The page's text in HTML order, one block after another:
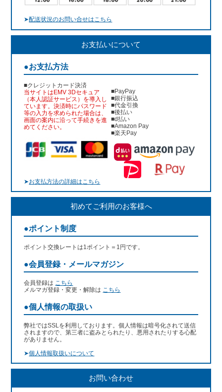
➤配送状況のお問い合せはこちら
お支払いについて
●お支払方法
■クレジットカード決済
当サイトはEMV 3Dセキュア
（本人認証サービス）を導入し
ています。決済時にパスワード
等の入力を求められた場合は、
画面の案内に沿って手続きを進
めてください。
■PayPay
■銀行振込
■代金引換
■後払い
■d払い
■Amazon Pay
■楽天Pay
➤お支払方法の詳細はこちら
初めてご利用のお客様へ
●ポイント制度
ポイント交換レートは1ポイント＝1円です。
●会員登録・メールマガジン
会員登録は こちら
メルマガ登録・変更・解除は こちら
●個人情報の取扱い
弊社ではSSLを利用しております。個人情報は暗号化されて送信
されますので、第三者に盗みとられたり、悪用されたりする心配
がありません。
➤個人情報取扱いについて
お問い合わせ